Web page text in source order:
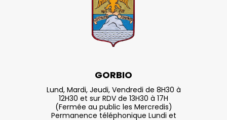
GORBIO
Lund, Mardi, Jeudi, Vendredi de 8H30 à
12H30 et sur RDV de 13H30 à 17H
(Fermée au public les Mercredis)
Permanence téléphonique Lundi et